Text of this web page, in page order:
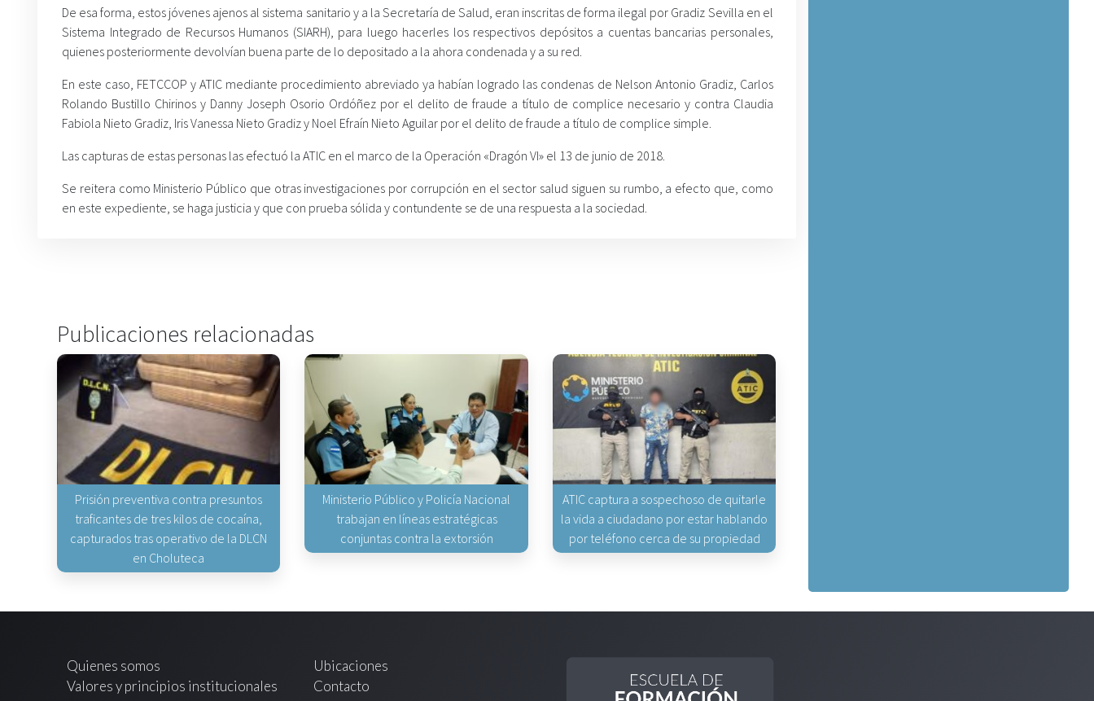
De esa forma, estos jóvenes ajenos al sistema sanitario y a la Secretaría de Salud, eran inscritas de forma ilegal por Gradiz Sevilla en el
Sistema Integrado de Recursos Humanos (SIARH), para luego hacerles los respectivos depósitos a cuentas bancarias personales,
quienes posteriormente devolvían buena parte de lo depositado a la ahora condenada y a su red.
En este caso, FETCCOP y ATIC mediante procedimiento abreviado ya habían logrado las condenas de Nelson Antonio Gradiz, Carlos
Rolando Bustillo Chirinos y Danny Joseph Osorio Ordóñez por el delito de fraude a título de complice necesario y contra Claudia
Fabiola Nieto Gradiz, Iris Vanessa Nieto Gradiz y Noel Efraín Nieto Aguilar por el delito de fraude a título de complice simple.
Las capturas de estas personas las efectuó la ATIC en el marco de la Operación «Dragón VI» el 13 de junio de 2018.
Se reitera como Ministerio Público que otras investigaciones por corrupción en el sector salud siguen su rumbo, a efecto que, como
en este expediente, se haga justicia y que con prueba sólida y contundente se de una respuesta a la sociedad.
Publicaciones relacionadas
Prisión preventiva contra presuntos
traficantes de tres kilos de cocaína,
capturados tras operativo de la DLCN
en Choluteca
Ministerio Público y Policía Nacional
trabajan en líneas estratégicas
conjuntas contra la extorsión
ATIC captura a sospechoso de quitarle
la vida a ciudadano por estar hablando
por teléfono cerca de su propiedad
Quienes somos
Valores y principios institucionales
Ubicaciones
Contacto